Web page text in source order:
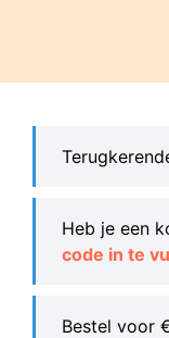
Heb je een
code in te
Bestel voor